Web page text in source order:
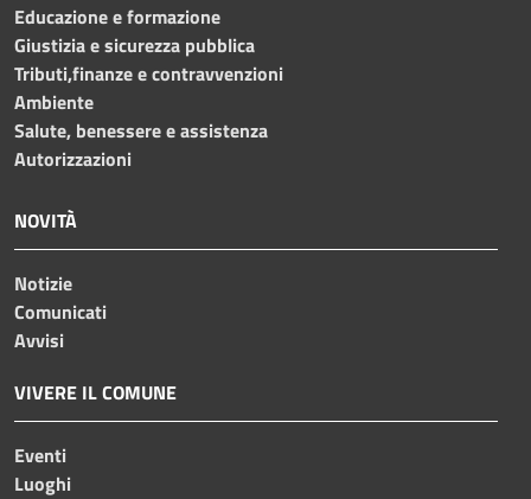
Educazione e formazione
Giustizia e sicurezza pubblica
Tributi,finanze e contravvenzioni
Ambiente
Salute, benessere e assistenza
Autorizzazioni
NOVITÀ
Notizie
Comunicati
Avvisi
VIVERE IL COMUNE
Eventi
Luoghi